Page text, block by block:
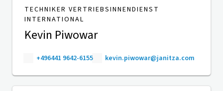
TECHNIKER VERTRIEBSINNENDIENST
INTERNATIONAL
Kevin Piwowar
+496441 9642-6155 kevin.piwowar@janitza.com